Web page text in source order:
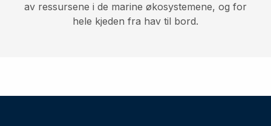
av ressursene i de marine økosystemene, og for
hele kjeden fra hav til bord.